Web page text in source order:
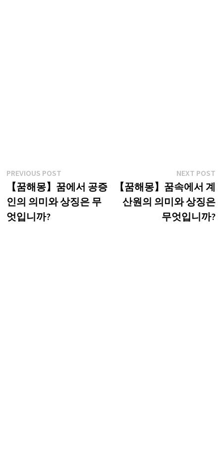
글
탐
색
PREVIOUS POSTPrevious
post:
【꿈해몽】꿈에서 공증
인의 의미와 상징은 무
엇입니까?
NEXT POST
【꿈해몽】꿈속에서 계
산원의 의미와 상징은
무엇입니까?